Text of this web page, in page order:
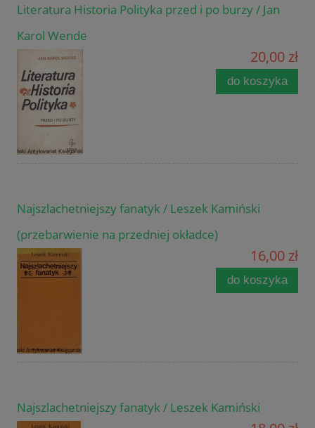
Literatura Historia Polityka przed i po burzy / Jan
Karol Wende
20,00 zł
do koszyka
Najszlachetniejszy fanatyk / Leszek Kamiński
(przebarwienie na przedniej okładce)
16,00 zł
do koszyka
Najszlachetniejszy fanatyk / Leszek Kamiński